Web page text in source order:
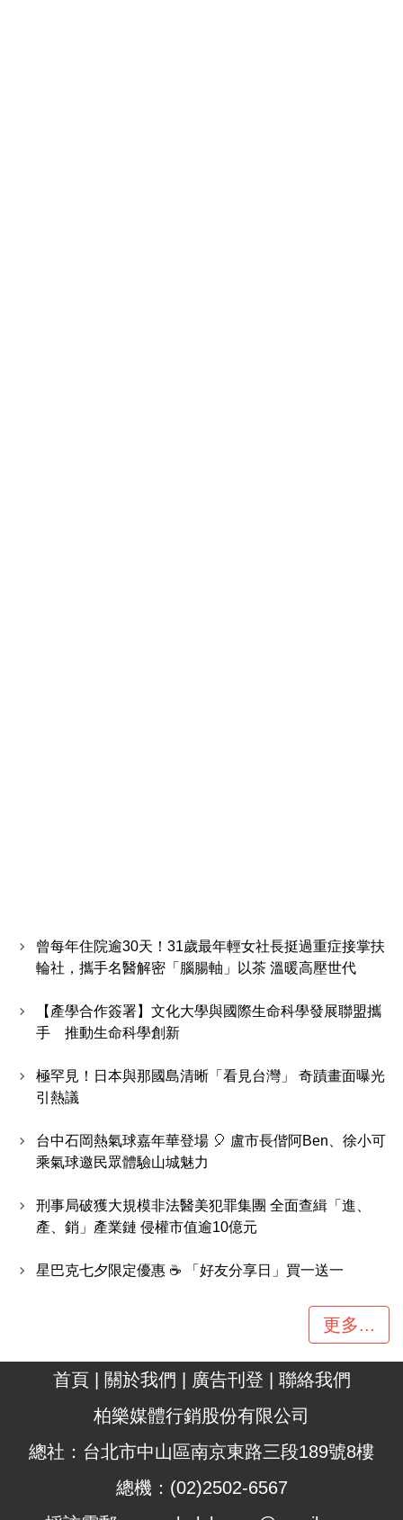
曾每年住院逾30天！31歲最年輕女社長挺過重症接掌扶
輪社，攜手名醫解密「腦腸軸」以茶 溫暖高壓世代
【產學合作簽署】文化大學與國際生命科學發展聯盟攜
手 推動生命科學創新
極罕見！日本與那國島清晰「看見台灣」 奇蹟畫面曝光
引熱議
台中石岡熱氣球嘉年華登場 🎈 盧市長偕阿Ben、徐小可
乘氣球邀民眾體驗山城魅力
刑事局破獲大規模非法醫美犯罪集團 全面查緝「進、
產、銷」產業鏈 侵權市值逾10億元
星巴克七夕限定優惠 ☕ 「好友分享日」買一送一
更多...
首頁 關於我們 廣告刊登
聯絡我們
柏樂媒體行銷股份有限公司
總社：台北市中山區南京東路三段189號8樓
總機：(02)2502-6567